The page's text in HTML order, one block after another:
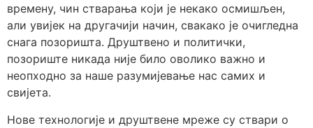
времену, чин стварања који је некако осмишљен,
али увијек на другачији начин, свакако је очигледна
снага позоришта. Друштвено и политички,
позориште никада није било оволико важно и
неопходно за наше разумијевање нас самих и
свијета.
Нове технологије и друштвене мреже су ствари о